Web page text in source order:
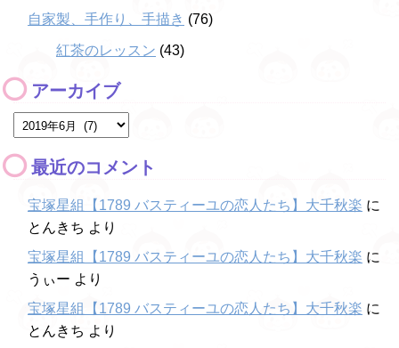
自家製、手作り、手描き (76)
紅茶のレッスン (43)
アーカイブ
最近のコメント
宝塚星組【1789 バスティーユの恋人たち】大千秋楽 に
とんきち より
宝塚星組【1789 バスティーユの恋人たち】大千秋楽 に
うぃー より
宝塚星組【1789 バスティーユの恋人たち】大千秋楽 に
とんきち より